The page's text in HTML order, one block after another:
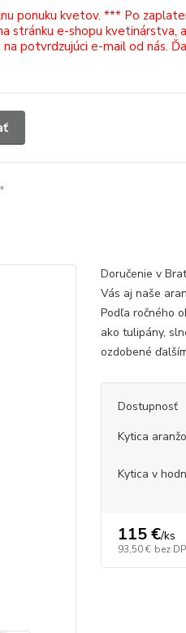
ponuku kvetov. *** Po
e-shopu kvetinárstva,
potvrdzujúci e-mail od nás.
Doručenie v
Vás aj naše
Podľa ročného
ako tulipány,
ozdobené
Dostupnosť
Kytica
Kytica v
115 €/ks
93,50 € bez